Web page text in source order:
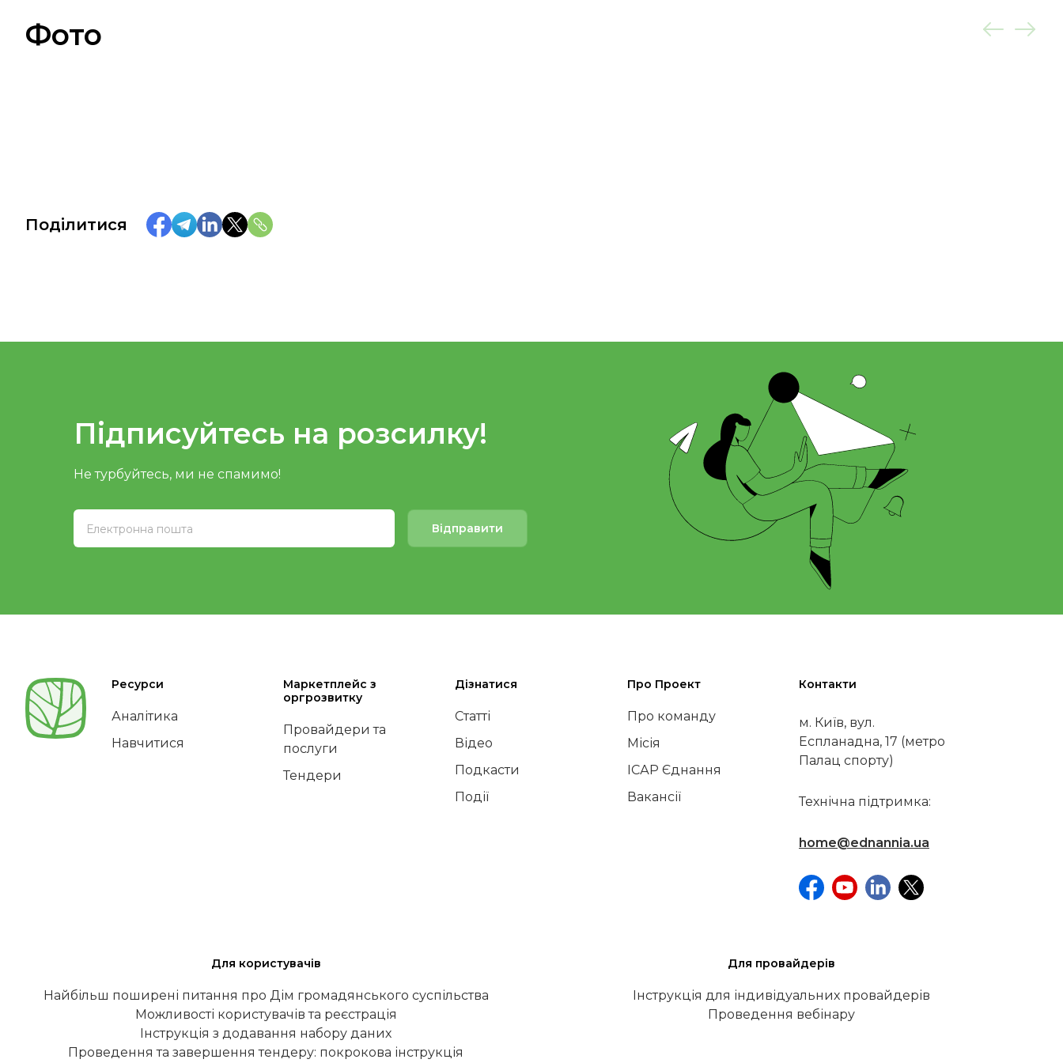
Фото
Поділитися
Підписуйтесь на розсилку!
Не турбуйтесь, ми не спамимо!
Відправити
Ресурси
Аналітика
Навчитися
Маркетплейс з
оргрозвитку
Провайдери та
послуги
Тендери
Дізнатися
Статті
Відео
Подкасти
Події
Про Проект
Про команду
Місія
ІСАР Єднання
Вакансії
Контакти
м. Київ, вул.
Еспланадна, 17 (метро
Палац спорту)
Технічна підтримка:
home@ednannia.ua
Для користувачів
Найбільш поширені питання про Дім громадянського суспільства
Можливості користувачів та реєстрація
Інструкція з додавання набору даних
Проведення та завершення тендеру: покрокова інструкція
Для провайдерів
Інструкція для індивідуальних провайдерів
Проведення вебінару